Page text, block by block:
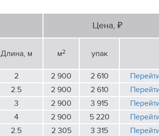
Цена, ₽
Длина, м м2 упак
2 2 900 2 610
2.5 2 900 2 610
3 2 900 3 915
4 2 900 5 220
2.5 2 305 3 315